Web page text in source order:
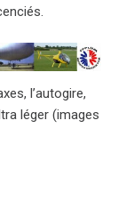
l’autogire,
léger (images